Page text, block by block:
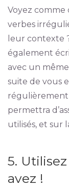
Voyez comme
verbes
leur contexte
également
avec un
suite de vous
régulièrement
permettra
utilisés, et sur
5.
avez !